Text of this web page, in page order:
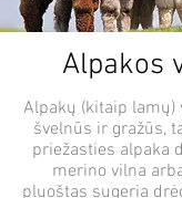
Alpakos
Alpakų (kitaip
švelnūs ir gražūs,
priežasties alpaka
merino vilna
pluoštas sugeria